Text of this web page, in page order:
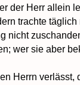
der Herr allein
trachte
nicht
wer sie aber
Herrn verlässt,